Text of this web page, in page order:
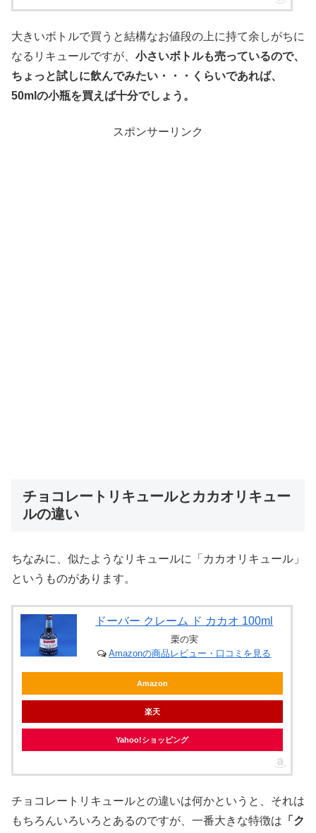
大きいボトルで買うと結構なお値段の上に持て余しがちに
なるリキュールですが、 小さいボトルも売っているので、
ちょっと試しに飲んでみたい・・・くらいであれば、
50mlの小瓶を買えば十分でしょう。
スポンサーリンク
チョコレートリキュールとカカオリキュー
ルの違い
ちなみに、似たようなリキュールに「カカオリキュール」
というものがあります。
ドーバー クレーム ド カカオ 100ml
栗の実
Amazonの商品レビュー・口コミを見る
Amazon
楽天
Yahoo!ショッピング
チョコレートリキュールとの違いは何かというと、それは
もちろんいろいろとあるのですが、一番大きな特徴は 「ク